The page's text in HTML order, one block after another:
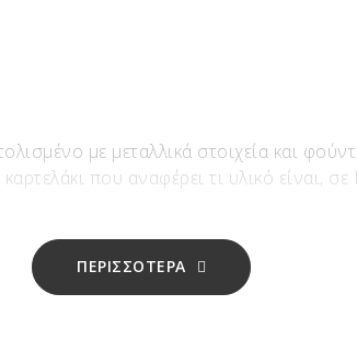
με μεταλλικά στοιχεία και
που αναφέρει τι υλικό είναι, σε
ΠΕΡΙΣΣΟΤΕΡΑ